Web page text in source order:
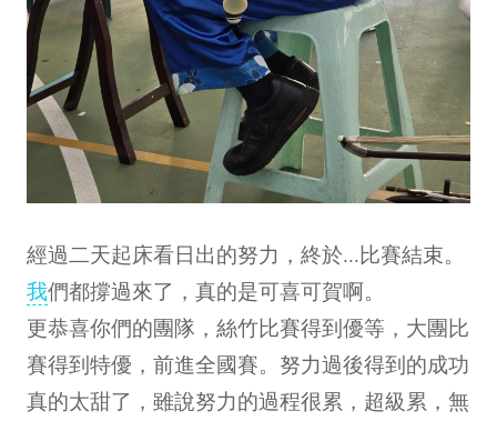
經過二天起床看日出的努力，終於...比賽結束。
我們都撐過來了，真的是可喜可賀啊。
更恭喜你們的團隊，絲竹比賽得到優等，大團比
賽得到特優，前進全國賽。努力過後得到的成功
真的太甜了，雖說努力的過程很累，超級累，無